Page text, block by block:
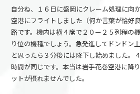
自分ね、１６日に盛岡にクレーム処理に向
空港にフライトしました（何か言葉が恰好
路です。機内は横４席で２０ー２５列程の
り位の機種でしょう。急発進してドンドン
と思ったら３分後には降下し始めました。
時間が同じです。本当は岩手花巻空港に降
ットが摂れませんでした。